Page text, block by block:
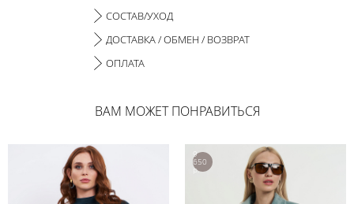
СОСТАВ/УХОД
ДОСТАВКА / ОБМЕН / ВОЗВРАТ
ОПЛАТА
ВАМ МОЖЕТ ПОНРАВИТЬСЯ
9
650
р.